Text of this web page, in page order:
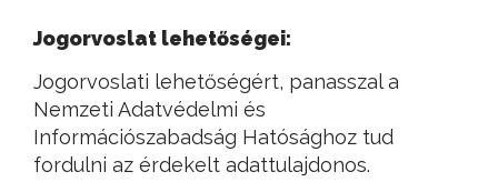
Jogorvoslat lehetőségei:
Jogorvoslati lehetőségért, panasszal a
Nemzeti Adatvédelmi és
Információszabadság Hatósághoz tud
fordulni az érdekelt adattulajdonos.